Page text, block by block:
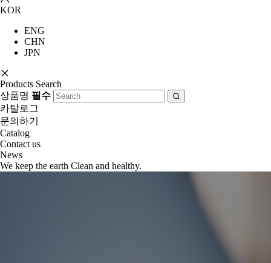
KOR
ENG
CHN
JPN
Products Search
상품명 필수
카탈로그
문의하기
Catalog
Contact us
News
We keep the earth Clean and healthy.